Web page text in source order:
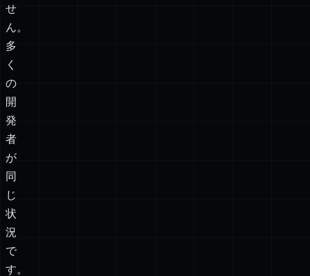
せ
ん。
多
く
の
開
発
者
が
同
じ
状
況
で
す。